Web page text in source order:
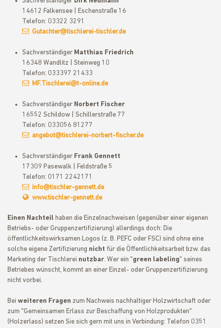
14612 Falkensee | Eschenstraße 16
Telefon: 03322 3291
Gutachter@tischlerei-tischler.de
Sachverständiger Matthias Friedrich
16348 Wandlitz | Steinweg 10
Telefon: 033397 21433
MF.Tischlerei@t-online.de
Sachverständiger Norbert Fischer
16552 Schildow | Schillerstraße 77
Telefon: 033056 81277
angebot@tischlerei-norbert-fischer.de
Sachverständiger Frank Gennett
17309 Pasewalk | Feldstraße 5
Telefon: 0171 2242171
info@tischler-gennett.de
www.tischler-gennett.de
Einen Nachteil haben die Einzelnachweisen (gegenüber einer eigenen
Betriebs- oder Gruppenzertifizierung) allerdings doch: Die
öffentlichkeitswirksamen Logos (z. B. PEFC oder FSC) sind ohne eine
solche eigene Zertifizierung nicht für die Öffentlichkeitsarbeit bzw. das
Marketing der Tischlerei nutzbar. Wer ein "green labeling" seines
Betriebes wünscht, kommt an einer Einzel- oder Gruppenzertifizierung
nicht vorbei.
Bei weiteren Fragen zum Nachweis nachhaltiger Holzwirtschaft oder
zum "Gemeinsamen Erlass zur Beschaffung von Holzprodukten"
(Holzerlass) setzen Sie sich gern mit uns in Verbindung: Telefon 0351